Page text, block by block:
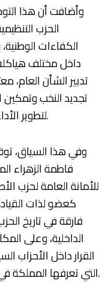
وأضافت أن هذا
الحزب
الكفاءات
داخل مختلف
تدبير الشأن العام،
تجديد النخب
لتطوير الأداء السياسي وتعزيز الثقة في المؤسسات.
وفي هذا السياق،
فاطمة الزهراء
للأمانة العامة لحزب
كعضو لذات
فارقة في تاريخ
الداخلية، وعلى
القرار داخل الأحزاب
التي تعرفها المملكة في مجال تعزيز المشاركة السياسية للنساء.